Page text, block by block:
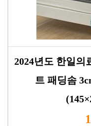
2024년도 한일의
트 패딩솜